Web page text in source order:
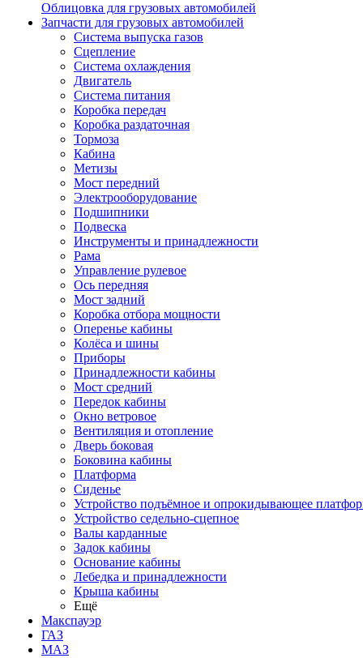
Облицовка для грузовых автомобилей
Запчасти для грузовых автомобилей
Система выпуска газов
Сцепление
Система охлаждения
Двигатель
Система питания
Коробка передач
Коробка раздаточная
Тормоза
Кабина
Метизы
Мост передний
Электрооборудование
Подшипники
Подвеска
Инструменты и принадлежности
Рама
Управление рулевое
Ось передняя
Мост задний
Коробка отбора мощности
Оперенье кабины
Колёса и шины
Приборы
Принадлежности кабины
Мост средний
Передок кабины
Окно ветровое
Вентиляция и отопление
Дверь боковая
Боковина кабины
Платформа
Сиденье
Устройство подъёмное и опрокидывающее
Устройство седельно-сцепное
Валы карданные
Задок кабины
Основание кабины
Лебедка и принадлежности
Крыша кабины
Ещё
Макспауэр
ГАЗ
МАЗ